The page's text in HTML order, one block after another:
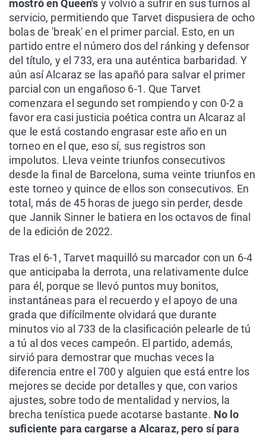
mostró en Queen's y volvió a sufrir en sus turnos al
servicio, permitiendo que Tarvet dispusiera de ocho
bolas de 'break' en el primer parcial. Esto, en un
partido entre el número dos del ránking y defensor
del título, y el 733, era una auténtica barbaridad. Y
aún así Alcaraz se las apañó para salvar el primer
parcial con un engañoso 6-1. Que Tarvet
comenzara el segundo set rompiendo y con 0-2 a
favor era casi justicia poética contra un Alcaraz al
que le está costando engrasar este año en un
torneo en el que, eso sí, sus registros son
impolutos. Lleva veinte triunfos consecutivos
desde la final de Barcelona, suma veinte triunfos en
este torneo y quince de ellos son consecutivos. En
total, más de 45 horas de juego sin perder, desde
que Jannik Sinner le batiera en los octavos de final
de la edición de 2022.
Tras el 6-1, Tarvet maquilló su marcador con un 6-4
que anticipaba la derrota, una relativamente dulce
para él, porque se llevó puntos muy bonitos,
instantáneas para el recuerdo y el apoyo de una
grada que difícilmente olvidará que durante
minutos vio al 733 de la clasificación pelearle de tú
a tú al dos veces campeón. El partido, además,
sirvió para demostrar que muchas veces la
diferencia entre el 700 y alguien que está entre los
mejores se decide por detalles y que, con varios
ajustes, sobre todo de mentalidad y nervios, la
brecha tenística puede acotarse bastante. No lo
suficiente para cargarse a Alcaraz, pero sí para